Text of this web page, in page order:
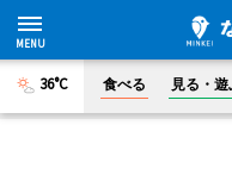
36°C 食べる 見る・遊